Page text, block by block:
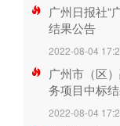
广州日报社“
结果公告
2022-08-04
广州市（区
务项目中标
2022-08-04